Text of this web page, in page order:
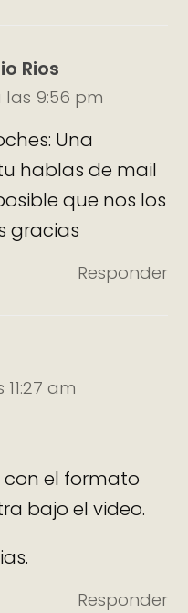
Rios
las 9:56 pm
Una
hablas de mail
que nos los
gracias
Responder
am
con el formato
bajo el video.
Responder